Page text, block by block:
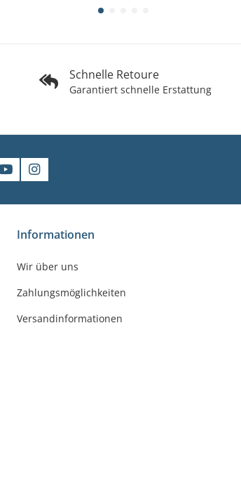
Schnelle Retoure
Garantiert schnelle Erstattung
Informationen
Wir über uns
Zahlungsmöglichkeiten
Versandinformationen